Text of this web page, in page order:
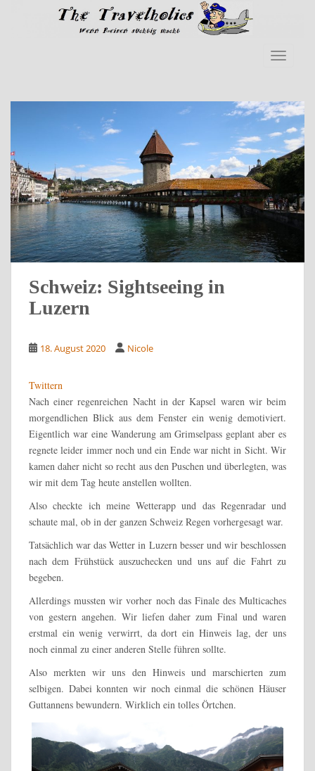
Skip to main content
Schweiz: Sightseeing in
Luzern
18. August 2020 Nicole
Twittern
Nach einer regenreichen Nacht in der Kapsel waren wir beim
morgendlichen Blick aus dem Fenster ein wenig demotiviert.
Eigentlich war eine Wanderung am Grimselpass geplant aber es
regnete leider immer noch und ein Ende war nicht in Sicht. Wir
kamen daher nicht so recht aus den Puschen und überlegten, was
wir mit dem Tag heute anstellen wollten.
Also checkte ich meine Wetterapp und das Regenradar und
schaute mal, ob in der ganzen Schweiz Regen vorhergesagt war.
Tatsächlich war das Wetter in Luzern besser und wir beschlossen
nach dem Frühstück auszuchecken und uns auf die Fahrt zu
begeben.
Allerdings mussten wir vorher noch das Finale des Multicaches
von gestern angehen. Wir liefen daher zum Final und waren
erstmal ein wenig verwirrt, da dort ein Hinweis lag, der uns
noch einmal zu einer anderen Stelle führen sollte.
Also merkten wir uns den Hinweis und marschierten zum
selbigen. Dabei konnten wir noch einmal die schönen Häuser
Guttannens bewundern. Wirklich ein tolles Örtchen.